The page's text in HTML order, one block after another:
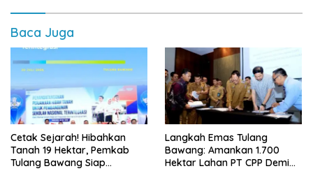
Baca Juga
Cetak Sejarah! Hibahkan
Tanah 19 Hektar, Pemkab
Tulang Bawang Siap
Langkah Emas Tulang
Bawang: Amankan 1.700
Hektar Lahan PT CPP Demi